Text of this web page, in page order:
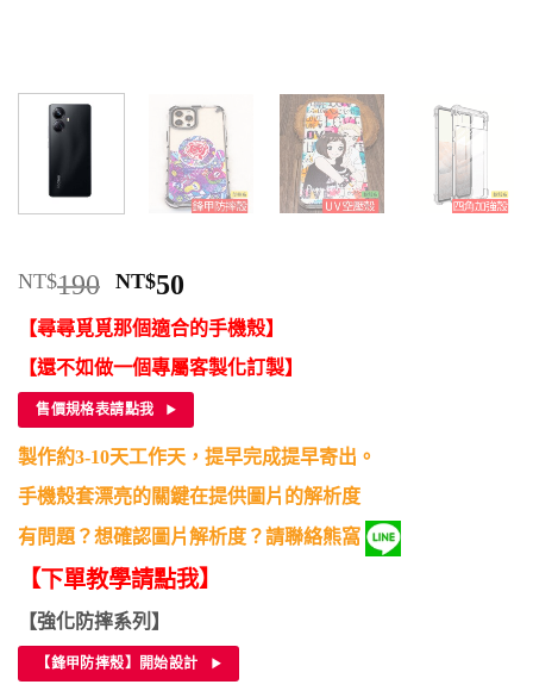
NT$190 原
始
價
格：
NT$190。
NT$50
前
價
格：
NT$50。
【尋尋覓覓那個適合的手機殼】
【還不如做一個專屬客製化訂製】
售價規格表請點我
製作約3-10天工作天，提早完成提早寄出。
手機殼套漂亮的關鍵在提供圖片的解析度
有問題？想確認圖片解析度？請聯絡熊窩
【下單教學請點我】
【強化防摔系列】
【鋒甲防摔殼】開始設計